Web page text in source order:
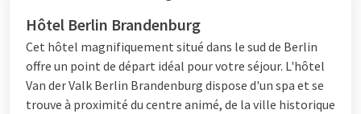
Hôtel Berlin Brandenburg
Cet hôtel magnifiquement situé dans le sud de Berlin
offre un point de départ idéal pour votre séjour. L'hôtel
Van der Valk Berlin Brandenburg dispose d'un spa et se
trouve à proximité du centre animé, de la ville historique